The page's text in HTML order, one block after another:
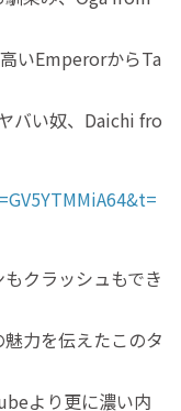
いEmperorからTa
バい奴、Daichi fro
クラッシュもでき
力を伝えたこのタ
より更に濃い内